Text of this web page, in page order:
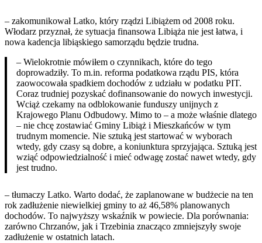
– zakomunikował Latko, który rządzi Libiążem od 2008 roku.
Włodarz przyznał, że sytuacja finansowa Libiąża nie jest łatwa, i
nowa kadencja libiąskiego samorządu będzie trudna.
– Wielokrotnie mówiłem o czynnikach, które do tego
doprowadziły. To m.in. reforma podatkowa rządu PIS, która
zaowocowała spadkiem dochodów z udziału w podatku PIT.
Coraz trudniej pozyskać dofinansowanie do nowych inwestycji.
Wciąż czekamy na odblokowanie funduszy unijnych z
Krajowego Planu Odbudowy. Mimo to – a może właśnie dlatego
– nie chcę zostawiać Gminy Libiąż i Mieszkańców w tym
trudnym momencie. Nie sztuką jest startować w wyborach
wtedy, gdy czasy są dobre, a koniunktura sprzyjająca. Sztuką jest
wziąć odpowiedzialność i mieć odwagę zostać nawet wtedy, gdy
jest trudno.
– tłumaczy Latko. Warto dodać, że zaplanowane w budżecie na ten
rok zadłużenie niewielkiej gminy to aż 46,58% planowanych
dochodów. To najwyższy wskaźnik w powiecie. Dla porównania:
zarówno Chrzanów, jak i Trzebinia znacząco zmniejszyły swoje
zadłużenie w ostatnich latach.